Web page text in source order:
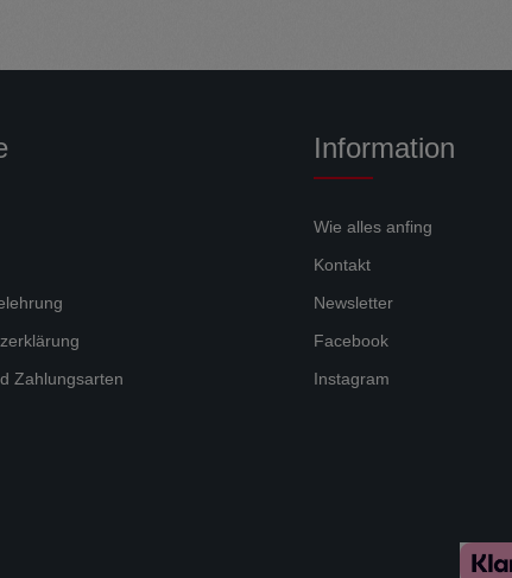
Zahlungsarten
Information
Wie alles anfing
Kontakt
Newsletter
Facebook
Instagram